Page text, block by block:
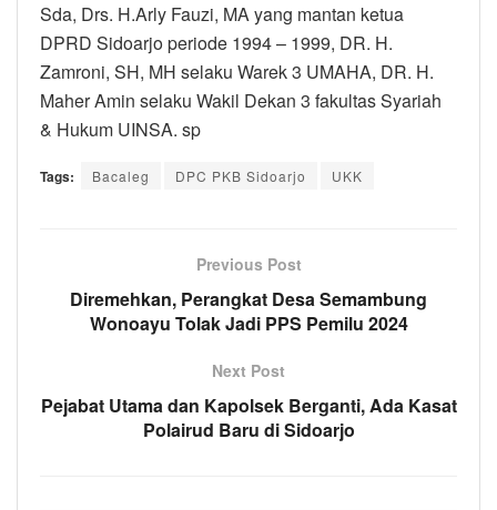
Sda, Drs. H.Arly Fauzi, MA yang mantan ketua
DPRD Sidoarjo periode 1994 – 1999, DR. H.
Zamroni, SH, MH selaku Warek 3 UMAHA, DR. H.
Maher Amin selaku Wakil Dekan 3 fakultas Syariah
& Hukum UINSA. sp
Tags: Bacaleg DPC PKB Sidoarjo UKK
Previous Post
Diremehkan, Perangkat Desa Semambung
Wonoayu Tolak Jadi PPS Pemilu 2024
Next Post
Pejabat Utama dan Kapolsek Berganti, Ada Kasat
Polairud Baru di Sidoarjo